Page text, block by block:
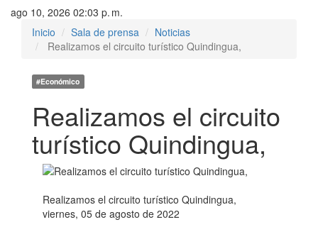
ago 10, 2026 02:03 p. m.
Inicio
Sala de prensa
Noticias
Realizamos el circuito turístico Quindingua,
#Económico
Realizamos el circuito
turístico Quindingua,
Realizamos el circuito turístico Quindingua,
viernes, 05 de agosto de 2022